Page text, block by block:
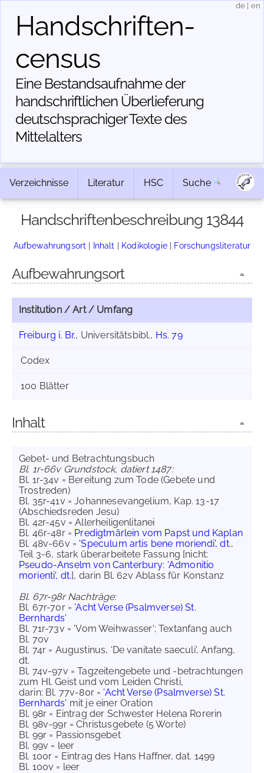
Handschriften­
census
Eine Bestandsaufnahme der
handschriftlichen Über­lieferung
deutschsprachiger Texte des
Mittelalters
de en
Verzeichnisse Literatur HSC Suche
Handschriftenbeschreibung 13844
Aufbewahrungsort | Inhalt | Kodikologie| Forschungsliteratur
Aufbewahrungsort
Institution / Art / Umfang
Freiburg i. Br., Universitätsbibl., Hs. 79
Codex
100 Blätter
Inhalt
Gebet- und Betrachtungsbuch
Bl. 1r-66v Grundstock, datiert 1487:
Bl. 1r-34v = Bereitung zum Tode (Gebete und
Trostreden)
Bl. 35r-41v = Johannesevangelium, Kap. 13-17
(Abschiedsreden Jesu)
Bl. 42r-45v = Allerheiligenlitanei
Bl. 46r-48r = Predigtmärlein vom Papst und Kaplan
Bl. 48v-66v = 'Speculum artis bene moriendi', dt.,
Teil 3-6, stark überarbeitete Fassung [nicht:
Pseudo-Anselm von Canterbury: 'Admonitio
morienti', dt.], darin Bl. 62v Ablass für Konstanz
Bl. 67r-98r Nachträge:
Bl. 67r-70r = 'Acht Verse (Psalmverse) St.
Bernhards'
Bl. 71r-73v = 'Vom Weihwasser'; Textanfang auch
Bl. 70v
Bl. 74r = Augustinus, 'De vanitate saeculi', Anfang,
dt.
Bl. 74v-97v = Tagzeitengebete und -betrachtungen
zum Hl. Geist und vom Leiden Christi,
darin: Bl. 77v-80r = 'Acht Verse (Psalmverse) St.
Bernhards' mit je einer Oration
Bl. 98r = Eintrag der Schwester Helena Rorerin
Bl. 98v-99r = Christusgebete (5 Worte)
Bl. 99r = Passionsgebet
Bl. 99v = leer
Bl. 100r = Eintrag des Hans Haffner, dat. 1499
Bl. 100v = leer